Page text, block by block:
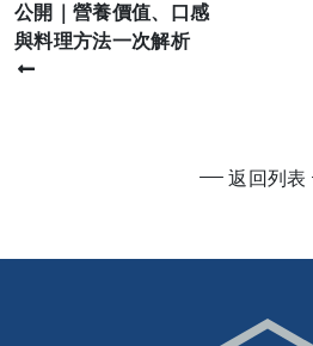
公開｜營養價值、口感
與料理方法一次解析
返回列表